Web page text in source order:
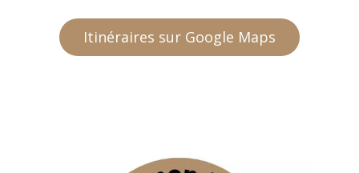
Itinéraires sur Google Maps